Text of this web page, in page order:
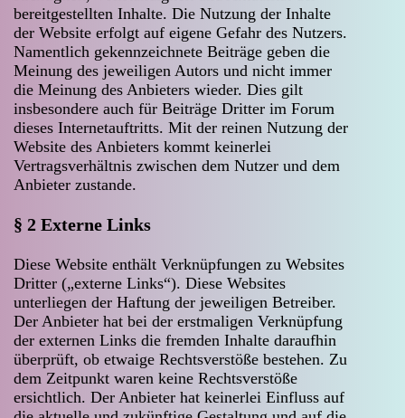
bereitgestellten Inhalte. Die Nutzung der Inhalte
der Website erfolgt auf eigene Gefahr des Nutzers.
Namentlich gekennzeichnete Beiträge geben die
Meinung des jeweiligen Autors und nicht immer
die Meinung des Anbieters wieder. Dies gilt
insbesondere auch für Beiträge Dritter im Forum
dieses Internetauftritts. Mit der reinen Nutzung der
Website des Anbieters kommt keinerlei
Vertragsverhältnis zwischen dem Nutzer und dem
Anbieter zustande.
§ 2 Externe Links
Diese Website enthält Verknüpfungen zu Websites
Dritter („externe Links“). Diese Websites
unterliegen der Haftung der jeweiligen Betreiber.
Der Anbieter hat bei der erstmaligen Verknüpfung
der externen Links die fremden Inhalte daraufhin
überprüft, ob etwaige Rechtsverstöße bestehen. Zu
dem Zeitpunkt waren keine Rechtsverstöße
ersichtlich. Der Anbieter hat keinerlei Einfluss auf